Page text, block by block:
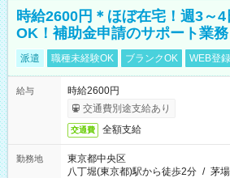
時給2600円＊ほぼ在宅！週3～
OK！補助金申請のサポート業務
派遣 職種未経験OK ブランクOK WEB登
給与
時給2600円
交通費別途支給あり
交通費 全額支給
勤務地
東京都中央区
八丁堀(東京都)駅から徒歩2分 / 茅